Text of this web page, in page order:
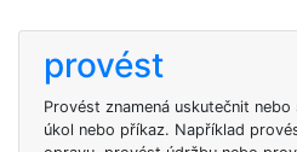
provést
Provést znamená uskutečnit
úkol nebo příkaz. Například